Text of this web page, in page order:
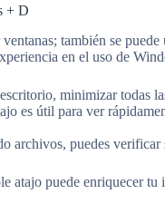
+ D
también se
en el uso de
minimizar todas
es útil para ver
archivos, puedes
atajo puede enriquecer